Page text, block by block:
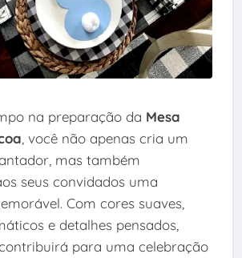
na preparação da Mesa
, você não apenas cria um
mas também
seus convidados uma
Com cores suaves,
e detalhes pensados,
para uma celebração